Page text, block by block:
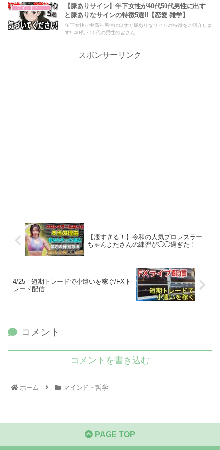
【脈ありサイン】年下女性が40代50代男性に出す
と脈ありなサインの特徴5選!!【恋愛 雑学】
年下女性が中高年男性に出すと脈ありなサインの特徴をご紹介しま
す!! 40代・50代の男性の皆さん...
スポンサーリンク
【凄すぎる！】令和の人気プロレスラー
ちゃんよたさんの練習が◯◯過ぎた！
4/25 短期トレードで小遣いを稼ぐ/FXト
レード配信
コメント
コメントを書き込む
ホーム マインド・哲学
PAGE TOP